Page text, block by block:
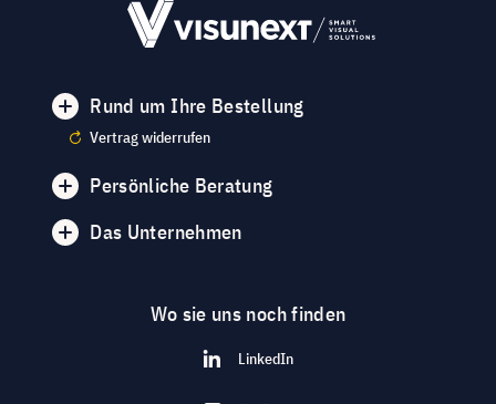
Rund um Ihre Bestellung
Vertrag widerrufen
Persönliche Beratung
Das Unternehmen
Wo sie uns noch finden
LinkedIn